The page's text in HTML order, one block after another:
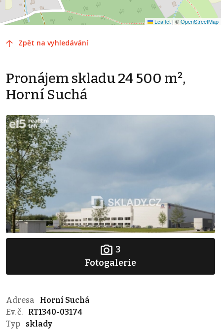
Leaflet | ©OpenStreetMap
Zpět na vyhledávání
Pronájem skladu 24 500 m²,
Horní Suchá
3
Fotogalerie
Adresa
Horní Suchá
Ev. č.
RT1340-03174
Typ
sklady